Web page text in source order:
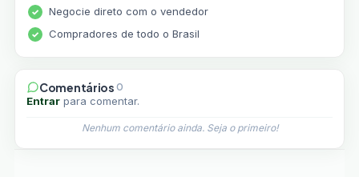
Negocie direto com o vendedor
Compradores de todo o Brasil
Comentários 0
Entrarpara comentar.
Nenhum comentário ainda. Seja o primeiro!